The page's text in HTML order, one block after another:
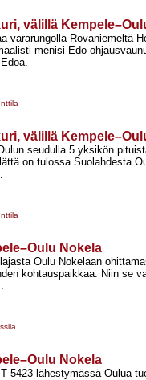
välillä
vararungolla Rovaniemeltä
menisi Edo
välillä
seudulla 5 yksikön
on tulossa Suolahdesta
Nokela
Oulu Nokelaan
kohtauspaikkaa. Niin se
Nokela
5423 lähestymässä Oulua